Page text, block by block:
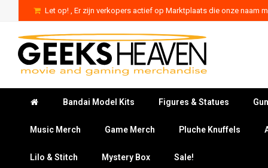
Let op! , Er zijn verkopers actief op Marktplaats die onze naam
Bandai Model Kits Figures & Statues
Music Merch Game Merch Pluche Knuffels
Lilo & Stitch Mystery Box Sale!